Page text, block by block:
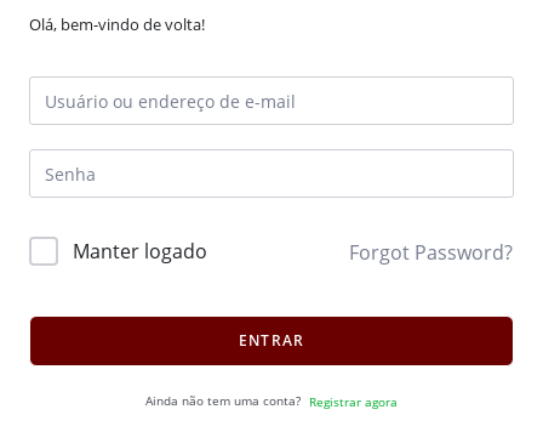
Olá, bem-vindo de volta!
Manter logado Forgot Password?
ENTRAR
Ainda não tem uma conta? Registrar agora